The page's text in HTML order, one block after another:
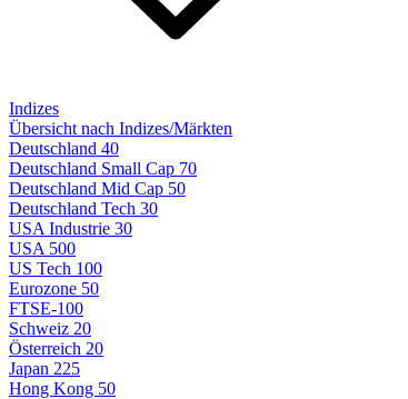
Indizes
Übersicht nach Indizes/Märkten
Deutschland 40
Deutschland Small Cap 70
Deutschland Mid Cap 50
Deutschland Tech 30
USA Industrie 30
USA 500
US Tech 100
Eurozone 50
FTSE-100
Schweiz 20
Österreich 20
Japan 225
Hong Kong 50